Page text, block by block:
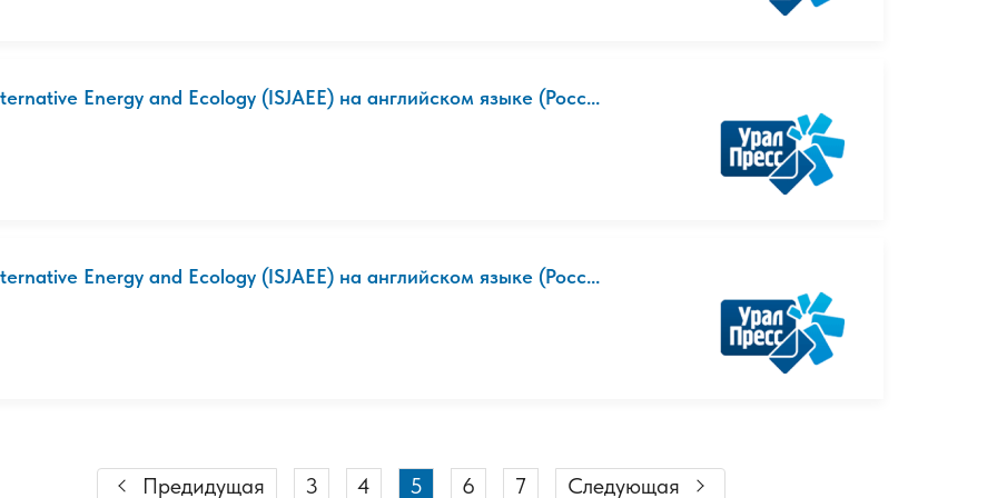
Energy and Ecology (ISJAEE) на английском языке (Росс...
Energy and Ecology (ISJAEE) на английском языке (Росс...
Предидущая 3 4 5 6 7 Следующая